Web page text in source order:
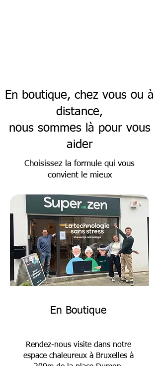
En boutique, chez vous ou à
distance,
nous sommes là pour vous
aider
Choisissez la formule qui vous
convient le mieux
En Boutique
Rendez-nous visite dans notre
espace chaleureux à Bruxelles à